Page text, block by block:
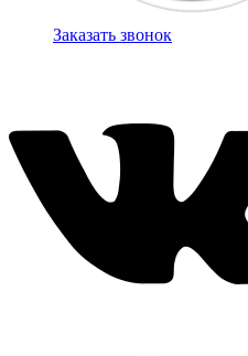
Заказать звонок